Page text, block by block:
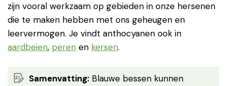
zijn vooral werkzaam op gebieden in onze hersenen
die te maken hebben met ons geheugen en
leervermogen. Je vindt anthocyanen ook in
aardbeien, peren en kersen.
Samenvatting: Blauwe bessen kunnen